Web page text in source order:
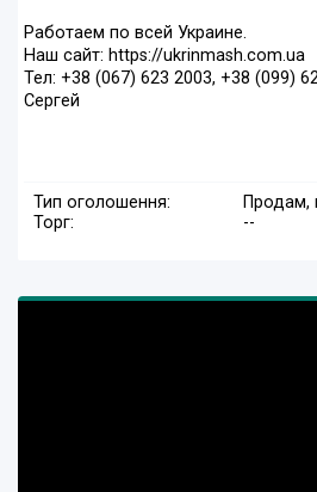
Работаем по всей Украине.
Наш сайт: https://ukrinmash.com.ua
Тел: +38 (067) 623 2003, +38 (099)
Сергей
Тип оголошення:
Продам,
Торг:
--